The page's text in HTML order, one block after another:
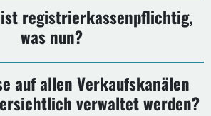
registrierkassenpflichtig,
was nun?
auf allen Verkaufskanälen
verwaltet werden?